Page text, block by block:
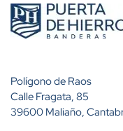
Polígono de Raos
Calle Fragata, 85
39600 Maliaño,